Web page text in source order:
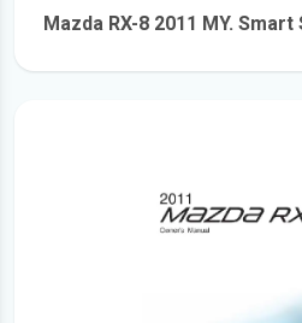
Mazda RX-8 2011 MY.